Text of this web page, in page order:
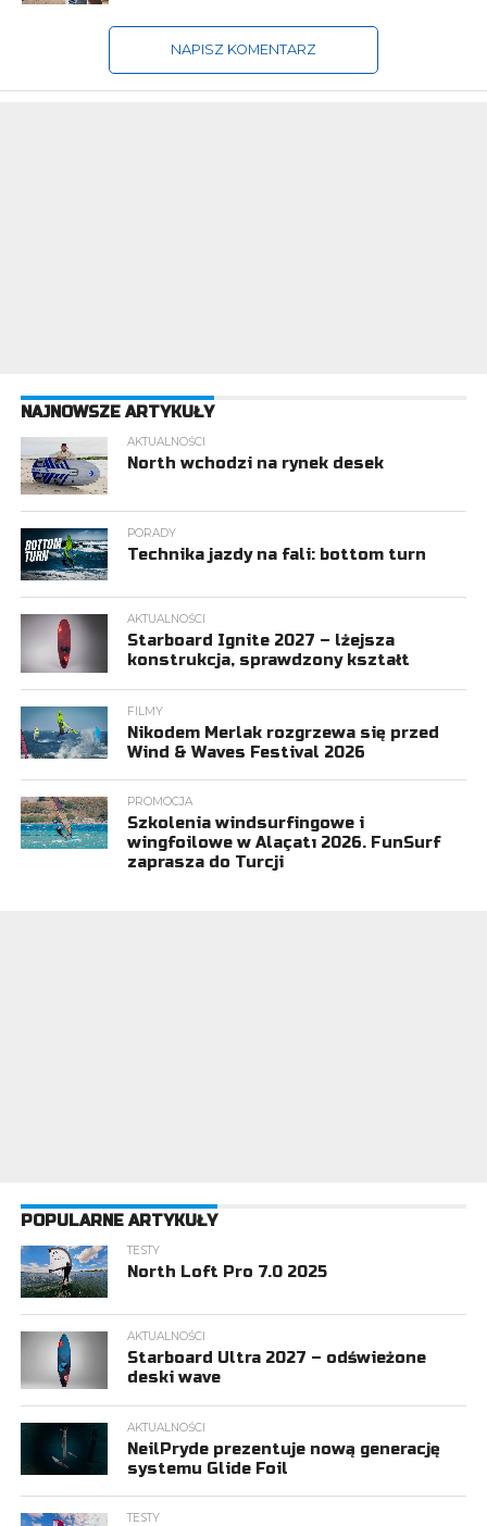
NAPISZ KOMENTARZ
NAJNOWSZE ARTYKUŁY
AKTUALNOŚCI
North wchodzi na rynek desek
PORADY
Technika jazdy na fali: bottom turn
AKTUALNOŚCI
Starboard Ignite 2027 – lżejsza
konstrukcja, sprawdzony kształt
FILMY
Nikodem Merlak rozgrzewa się przed
Wind & Waves Festival 2026
PROMOCJA
Szkolenia windsurfingowe i
wingfoilowe w Alaçatı 2026. FunSurf
zaprasza do Turcji
POPULARNE ARTYKUŁY
TESTY
North Loft Pro 7.0 2025
AKTUALNOŚCI
Starboard Ultra 2027 – odświeżone
deski wave
AKTUALNOŚCI
NeilPryde prezentuje nową generację
systemu Glide Foil
TESTY